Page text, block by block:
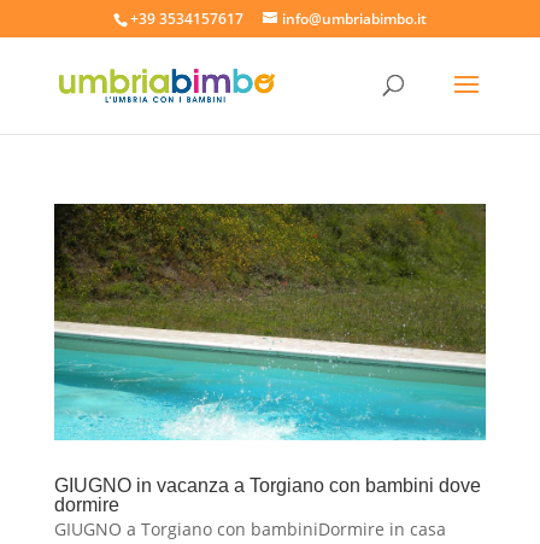
+39 3534157617 info@umbriabimbo.it
GIUGNO in vacanza a Torgiano con bambini dove
dormire
GIUGNO a Torgiano con bambiniDormire in casa